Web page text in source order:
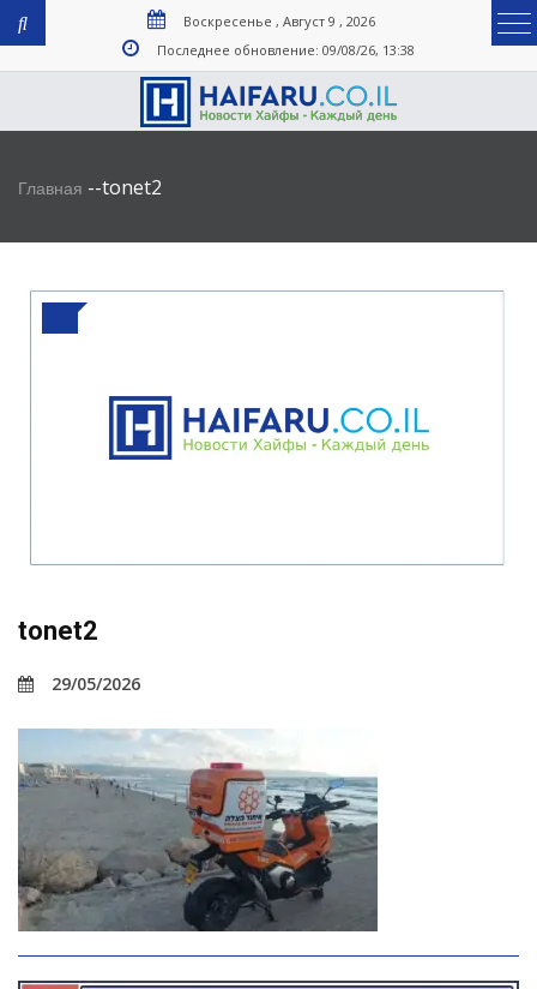
Воскресенье , Август 9 , 2026
Последнее обновление: 09/08/26, 13:38
Главная --tonet2
tonet2
29/05/2026